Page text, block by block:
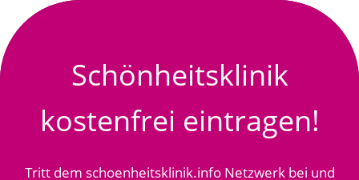
Schönheitsklinik
kostenfrei eintragen!
Tritt dem schoenheitsklinik.info Netzwerk bei und